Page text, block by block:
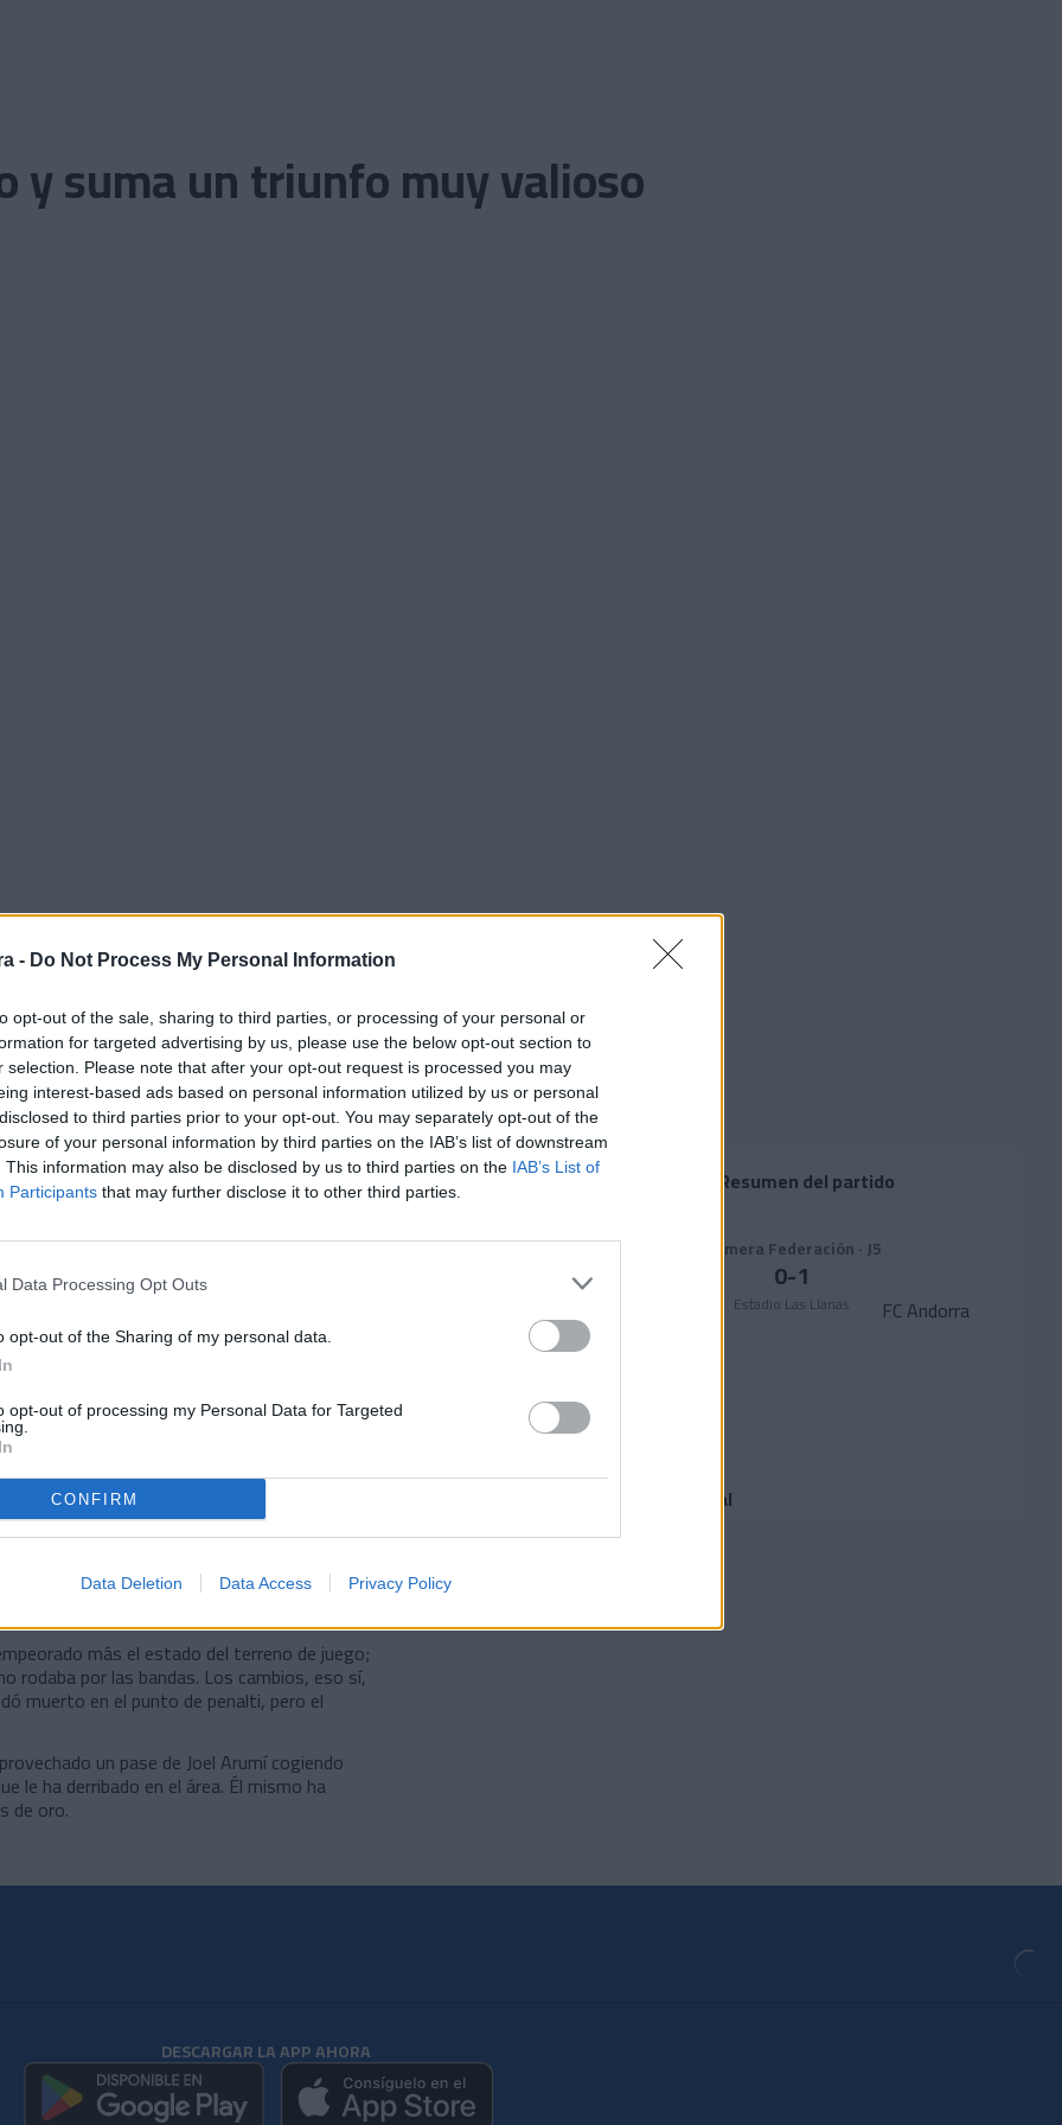
- Do Not Process My Personal Information
opt-out of the sale, sharing to third parties, or processing of your personal or
for targeted advertising by us, please use the below opt-out section to
selection. Please note that after your opt-out request is processed you may
interest-based ads based on personal information utilized by us or personal
to third parties prior to your opt-out. You may separately opt-out of the
of your personal information by third parties on the IAB’s list of downstream
This information may also be disclosed by us to third parties on the IAB’s List of
Participants that may further disclose it to other third parties.
Data Processing Opt Outs
opt-out of the Sharing of my personal data.
opt-out of processing my Personal Data for Targeted
CONFIRM
Data Deletion Data Access Privacy Policy
y suma un triunfo muy valioso
y en un duelo totalmente condicionado por
triunfo de oro en el campo del Sestao. Un
vuelto a ser clave saliendo desde el
el primer tiempo también ha sido
totalmente el partido de principio
aprovechar la oportunidad cuando llegara...
de unos primeros minutos dubitativos.
la forma de trasladar el juego a campo
Almpanis y Sergio Molina.
con un penalti en una jugada
en el momento clave ha aparecido Oier
de aquí y hasta el descanso, los
portería de Iago Herrerín.
más el estado del terreno de juego;
rodaba por las bandas. Los cambios, eso sí,
muerto en el punto de penalti, pero el
un pase de Joel Arumí cogiendo
le ha derribado en el área. Él mismo ha
de oro.
Resumen del partido
Primera Federación · J5
0-1
Estadio Las Llanas
FC Andorra
Equipo arbitral
DESCARGAR LA APP AHORA